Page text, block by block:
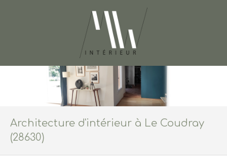
Architecture d'intérieur à Le Coudray
(28630)